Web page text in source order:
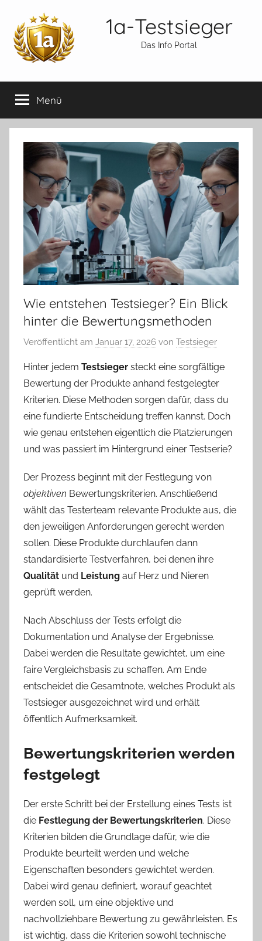
Inhalt
springen
1a-Testsieger
Das Info Portal
Menü
Wie entstehen Testsieger? Ein Blick
hinter die Bewertungsmethoden
Veröffentlicht am Januar 17, 2026 von Testsieger
Hinter jedem Testsieger steckt eine sorgfältige
Bewertung der Produkte anhand festgelegter
Kriterien. Diese Methoden sorgen dafür, dass du
eine fundierte Entscheidung treffen kannst. Doch
wie genau entstehen eigentlich die Platzierungen
und was passiert im Hintergrund einer Testserie?
Der Prozess beginnt mit der Festlegung von
objektiven Bewertungskriterien. Anschließend
wählt das Testerteam relevante Produkte aus, die
den jeweiligen Anforderungen gerecht werden
sollen. Diese Produkte durchlaufen dann
standardisierte Testverfahren, bei denen ihre
Qualität und Leistung auf Herz und Nieren
geprüft werden.
Nach Abschluss der Tests erfolgt die
Dokumentation und Analyse der Ergebnisse.
Dabei werden die Resultate gewichtet, um eine
faire Vergleichsbasis zu schaffen. Am Ende
entscheidet die Gesamtnote, welches Produkt als
Testsieger ausgezeichnet wird und erhält
öffentlich Aufmerksamkeit.
Bewertungskriterien werden
festgelegt
Der erste Schritt bei der Erstellung eines Tests ist
die Festlegung der Bewertungskriterien. Diese
Kriterien bilden die Grundlage dafür, wie die
Produkte beurteilt werden und welche
Eigenschaften besonders gewichtet werden.
Dabei wird genau definiert, worauf geachtet
werden soll, um eine objektive und
nachvollziehbare Bewertung zu gewährleisten. Es
ist wichtig, dass die Kriterien sowohl technische